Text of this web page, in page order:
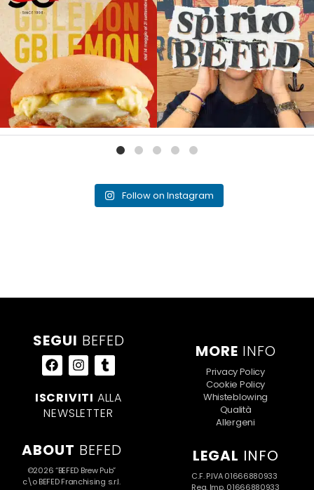
30 anni di BEFED in un morso! 🍋🍔
...
27 0
But first….un pò di Spirito BEFED 📸
.
.
...
30 0
Follow on Instagram
LEGAL INFO
C.F. P.IVA 01666880933
Reg. Imp. 01666880933
ABOUT BEFED
©2026 “BEFED Brew Pub”
c\o BEFED Franchising s.r.l.
MORE INFO
Privacy Policy
Cookie Policy
Whisteblowing
Qualità
Allergeni
SEGUI BEFED
ISCRIVITI ALLA
NEWSLETTER